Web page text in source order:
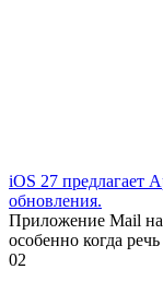
iOS 27
обновления.
Приложение Mail на
особенно когда
02